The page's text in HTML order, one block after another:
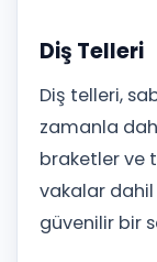
Diş Telleri
Diş telleri,
zamanla
braketler ve
vakalar dahil
güvenilir bir